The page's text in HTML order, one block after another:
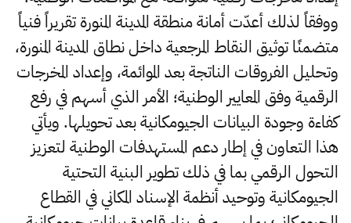
ووفقاً لذلك أعدّت أمانة منطقة المدينة المنورة تقريراً فنياً
متضمنًا توثيق النقاط المرجعية داخل نطاق المدينة المنورة،
وتحليل الفروقات الناتجة بعد الموائمة، وإعداد المخرجات
الرقمية وفق المعايير الوطنية؛ الأمر الذي أسهم في رفع
كفاءة وجودة البيانات الجيومكانية بعد تحويلها. ويأتي
هذا التعاون في إطار دعم المستهدفات الوطنية لتعزيز
التحول الرقمي بما في ذلك تطوير البنية التحتية
الجيومكانية وتوحيد أنظمة الإسناد المكاني في القطاع